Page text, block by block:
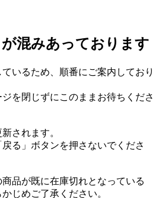
混みあっております
いるため、順番にご案内しており
を閉じずにこのままお待ちくださ
されます。
る」ボタンを押さないでくださ
品が既に在庫切れとなっている
じめご了承ください。